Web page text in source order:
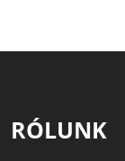
RÓLUNK